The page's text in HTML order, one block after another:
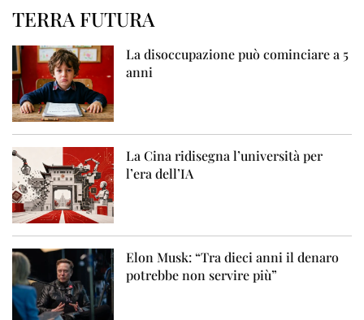
TERRA FUTURA
La disoccupazione può cominciare a 5
anni
La Cina ridisegna l’università per
l’era dell’IA
Elon Musk: “Tra dieci anni il denaro
potrebbe non servire più”